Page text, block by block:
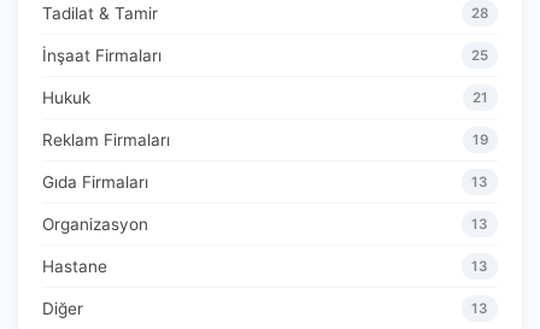
Tadilat & Tamir 28
İnşaat Firmaları 25
Hukuk 21
Reklam Firmaları 19
Gıda Firmaları 13
Organizasyon 13
Hastane 13
Diğer 13